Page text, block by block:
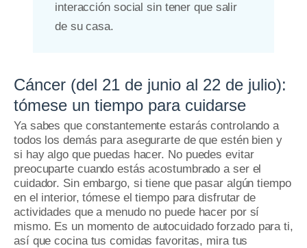
interacción social sin tener que salir
de su casa.
Cáncer (del 21 de junio al 22 de julio):
tómese un tiempo para cuidarse
Ya sabes que constantemente estarás controlando a
todos los demás para asegurarte de que estén bien y
si hay algo que puedas hacer. No puedes evitar
preocuparte cuando estás acostumbrado a ser el
cuidador. Sin embargo, si tiene que pasar algún tiempo
en el interior, tómese el tiempo para disfrutar de
actividades que a menudo no puede hacer por sí
mismo. Es un momento de autocuidado forzado para ti,
así que cocina tus comidas favoritas, mira tus